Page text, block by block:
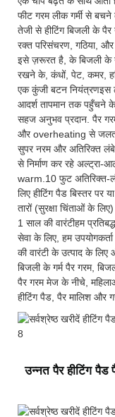
फीट गरम लीक गर्मी से
तेजी से हीटिंग बिजली के
रक्त परिसंचरण, गठिया,
इसे ज़रूरत है, के बिजली के
रखने के, कंधों, पेट, कमर,
एक कुंजी बटन नियंत्रणइस
आदर्श तापमान तक पहुँचने
सहज अनुभव प्रदान. पैर
और overheating से
सुपर नरम और अतिरिक्त लंबे
से निर्माण कर रहे अल्ट्रा-
warm.10 फुट अतिरिक्त-
लिए हीटिंग पैड बिस्तर पर
तारों (सुरक्षा चिंताओं के
1 साल की वारंटीहम
सेवा के लिए, हम
की वारंटी के उत्पाद के
बिजली के गर्म पैर गरम,
पैर गरम मेज के नीचे,
हीटिंग पैड, पैर मालिश और
उन्नत पैर हीटिंग पैड